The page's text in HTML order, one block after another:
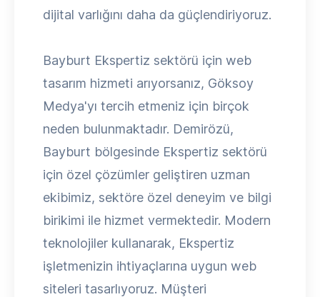
dijital varlığını daha da güçlendiriyoruz.
Bayburt Ekspertiz sektörü için web
tasarım hizmeti arıyorsanız, Göksoy
Medya'yı tercih etmeniz için birçok
neden bulunmaktadır. Demirözü,
Bayburt bölgesinde Ekspertiz sektörü
için özel çözümler geliştiren uzman
ekibimiz, sektöre özel deneyim ve bilgi
birikimi ile hizmet vermektedir. Modern
teknolojiler kullanarak, Ekspertiz
işletmenizin ihtiyaçlarına uygun web
siteleri tasarlıyoruz. Müşteri